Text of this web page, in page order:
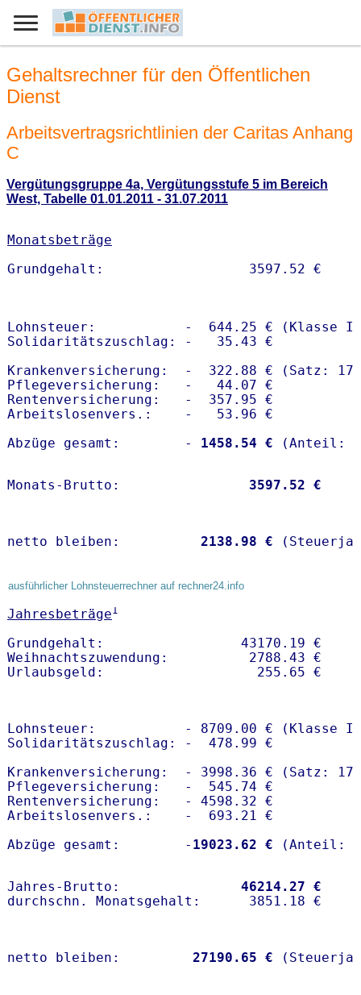
Gehaltsrechner für den Öffentlichen
Dienst
Arbeitsvertragsrichtlinien der Caritas Anhang
C
Vergütungsgruppe 4a, Vergütungsstufe 5 im Bereich
West, Tabelle 01.01.2011 - 31.07.2011
Monatsbeträge
Lohnsteuer:           -  644.25 € (Klasse I)
Solidaritätszuschlag: -   35.43 €
Krankenversicherung:  -  322.88 € (Satz:
Pflegeversicherung:   -   44.07 €
Rentenversicherung:   -  357.95 €
Arbeitslosenvers.:    -   53.96 €
Abzüge gesamt:        -
1458.54 €
Monats-Brutto: 3597.52 €
netto bleiben: 2138.98 €
ausführlicher Lohnsteuerrechner auf rechner24.info
Jahresbeträge1
Grundgehalt:                 43170.19 €
Weihnachtszuwendung:          2788.43 €
Lohnsteuer:           - 8709.00 € (Klasse I)
Solidaritätszuschlag: -  478.99 €
Krankenversicherung:  - 3998.36 € (Satz:
Pflegeversicherung:   -  545.74 €
Rentenversicherung:   - 4598.32 €
Arbeitslosenvers.:    -  693.21 €
Abzüge gesamt:        - 19023.62 €
Jahres-Brutto: 46214.27 €
netto bleiben: 27190.65 €